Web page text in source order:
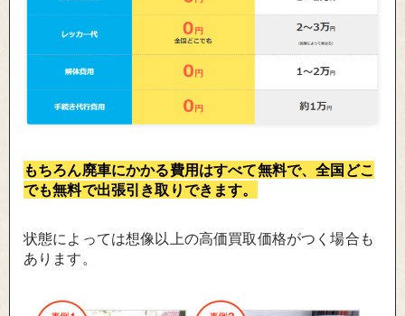
もちろん廃車にかかる費用はすべて無料で、全国どこ
でも無料で出張引き取りできます。
状態によっては想像以上の高価買取価格がつく場合も
あります。